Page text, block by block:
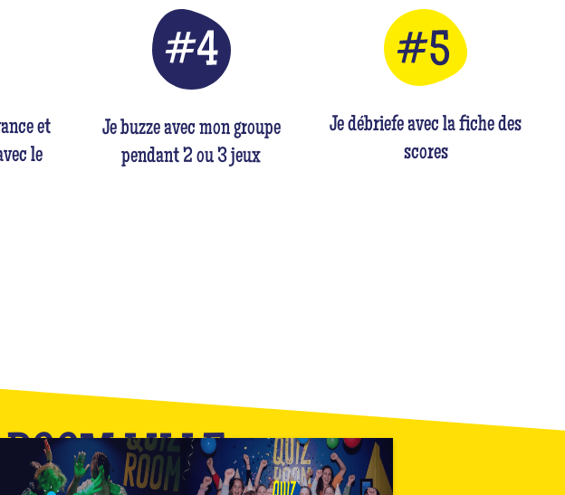
et
le
Je buzze avec mon groupe
pendant 2 ou 3 jeux
Je débriefe avec la fiche des
scores
LILLE
catalogue